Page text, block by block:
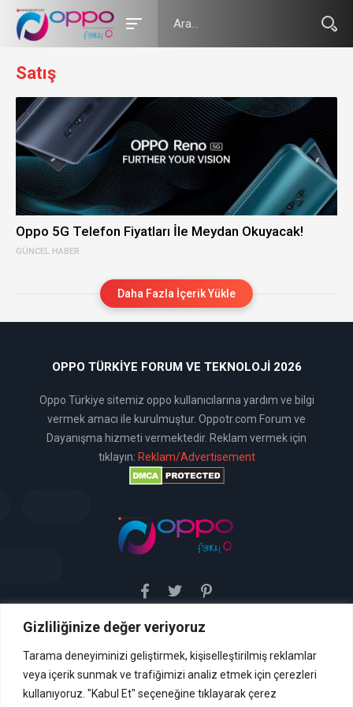
Gizliliğinize değer veriyoruz
Tarama deneyiminizi geliştirmek, kişiselleştirilmiş reklamlar
veya içerik sunmak ve trafiğimizi analiz etmek için çerezleri
kullanıyoruz. "Kabul Et" seçeneğine tıklayarak çerez
Satış
GÜNCEL HABER
Oppo 5G Telefon Fiyatları İle Meydan Okuyacak!
Daha Fazla İçerik Yükle
OPPO TÜRKIYE FORUM VE TEKNOLOJI 2026
Oppo Türkiye sitemiz oppo kullanıcılarına yardım ve bilgi
vermek amacı ile kurulmuştur. Oppotr.com Forum ve
Dayanışma hizmeti vermektedir. Reklam vermek için
tıklayın: Reklam/Advertisement
Sitemiz uyar / kaldır prensibini benimsemiştir. Sitemiz,
hizmetini vermektedir. Bu yasaya göre, Site yönetimi
hukuka aykırı içerikleri kontrol etme yükümlülüğü yoktur. Bu
nedenle, web sitemiz uyar / kaldır prensibini
benimsemiştir ve kullanmaktadır. (